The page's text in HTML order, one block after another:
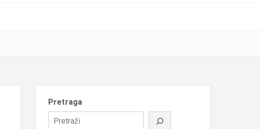
Pretraga